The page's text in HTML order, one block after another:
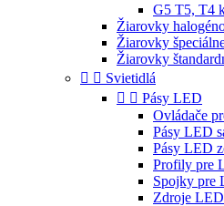
G5 T5, T4
Žiarovky
Žiarovky
Žiarovky
  Svietidlá
  Pásy LED
Ovládače
Pásy LED
Pásy LED
Profily pre
Spojky pre
Zdroje LED